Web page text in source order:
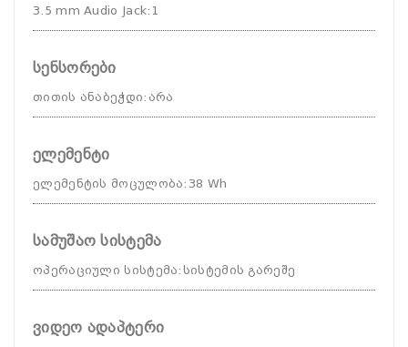
3.5 mm Audio Jack: 1
სენსორები
თითის ანაბეჭდი: არა
ელემენტი
ელემენტის მოცულობა: 38 Wh
სამუშაო სისტემა
ოპერაციული სისტემა: სისტემის გარეშე
ვიდეო ადაპტერი